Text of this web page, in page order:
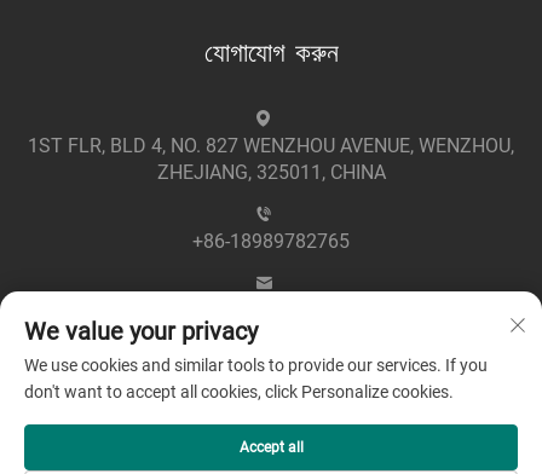
যোগাযোগ করুন
1ST FLR, BLD 4, NO. 827 WENZHOU AVENUE, WENZHOU,
ZHEJIANG, 325011, CHINA
+86-18989782765
We value your privacy
We use cookies and similar tools to provide our services. If you
don't want to accept all cookies, click Personalize cookies.
Accept all